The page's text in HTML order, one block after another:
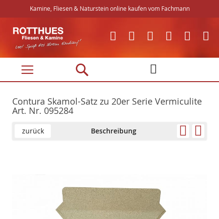
Kamine, Fliesen & Naturstein online kaufen vom Fachmann
Direkt
zum
Inhalt
Contura Skamol-Satz zu 20er Serie Vermiculite
Art. Nr. 095284
zurück Beschreibung